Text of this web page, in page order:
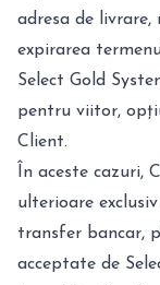
adresa de
expirarea
Select Gold
pentru viitor,
Client.
În aceste cazuri,
ulterioare
transfer bancar,
acceptate de